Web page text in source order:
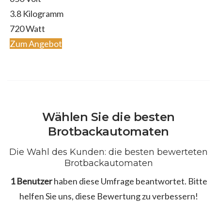
3.8 Kilogramm
720 Watt
Zum Angebot
Wählen Sie die besten
Brotbackautomaten
Die Wahl des Kunden: die besten bewerteten
Brotbackautomaten
1 Benutzerhaben diese Umfrage beantwortet. Bitte
helfen Sie uns, diese Bewertung zu verbessern!